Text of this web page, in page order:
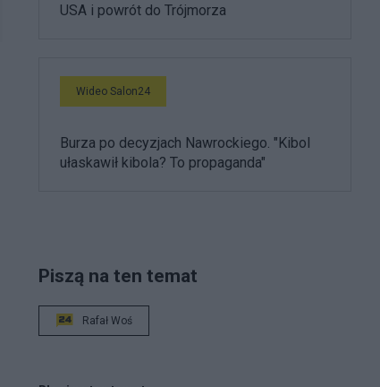
USA i powrót do Trójmorza
Wideo Salon24
Burza po decyzjach Nawrockiego. "Kibol
ułaskawił kibola? To propaganda"
Piszą na ten temat
Rafał Woś